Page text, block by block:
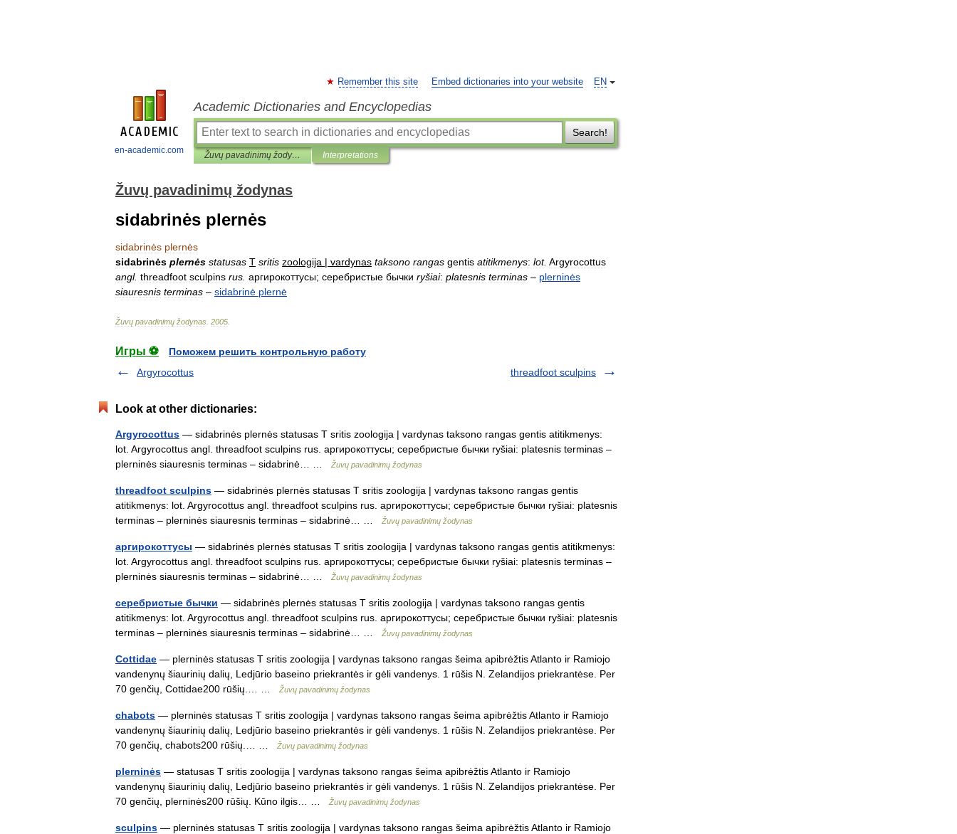
en-academic.com
EN
Remember this site Embed dictionaries into your website
Academic Dictionaries and Encyclopedias
Search!
Žuvų pavadinimų žodynas Interpretations
Žuvų pavadinimų žodynas
sidabrinės plernės
sidabrinės plernės
sidabrinės plernės statusas T sritis zoologija | vardynas taksono rangas gentis atitikmenys: lot. Argyrocottus
angl. threadfoot sculpins rus аргирокоттусы; серебристые бычки ryšiai: platesnis terminas – plerninės
siauresnis terminas – sidabrinė plernė
Žuvų pavadinimų žodynas 2005
Игры ⚽
Поможем решить контрольную работу
Argyrocottus
threadfoot sculpins
Look at other dictionaries:
Argyrocottus — sidabrinės plernės statusas T sritis zoologija | vardynas taksono rangas gentis atitikmenys:
lot. Argyrocottus angl. threadfoot sculpins rus. аргирокоттусы; серебристые бычки ryšiai: platesnis terminas –
plerninės siauresnis terminas – sidabrinė… …
Žuvų pavadinimų žodynas
threadfoot sculpins — sidabrinės plernės statusas T sritis zoologija | vardynas taksono rangas gentis
atitikmenys: lot. Argyrocottus angl. threadfoot sculpins rus. аргирокоттусы; серебристые бычки ryšiai: platesnis
terminas – plerninės siauresnis terminas – sidabrinė… …
Žuvų pavadinimų žodynas
аргирокоттусы — sidabrinės plernės statusas T sritis zoologija | vardynas taksono rangas gentis atitikmenys:
lot. Argyrocottus angl. threadfoot sculpins rus. аргирокоттусы; серебристые бычки ryšiai: platesnis terminas –
plerninės siauresnis terminas – sidabrinė… …
Žuvų pavadinimų žodynas
серебристые бычки — sidabrinės plernės statusas T sritis zoologija | vardynas taksono rangas gentis
atitikmenys: lot. Argyrocottus angl. threadfoot sculpins rus. аргирокоттусы; серебристые бычки ryšiai: platesnis
terminas – plerninės siauresnis terminas – sidabrinė… …
Žuvų pavadinimų žodynas
Cottidae — plerninės statusas T sritis zoologija | vardynas taksono rangas šeima apibrėžtis Atlanto ir Ramiojo
vandenynų šiaurinių dalių, Ledjūrio baseino priekrantės ir gėli vandenys. 1 rūšis N. Zelandijos priekrantėse. Per
70 genčių, Cottidae200 rūšių.… …
Žuvų pavadinimų žodynas
chabots — plerninės statusas T sritis zoologija | vardynas taksono rangas šeima apibrėžtis Atlanto ir Ramiojo
vandenynų šiaurinių dalių, Ledjūrio baseino priekrantės ir gėli vandenys. 1 rūšis N. Zelandijos priekrantėse. Per
70 genčių, chabots200 rūšių.… …
Žuvų pavadinimų žodynas
plerninės — statusas T sritis zoologija | vardynas taksono rangas šeima apibrėžtis Atlanto ir Ramiojo
vandenynų šiaurinių dalių, Ledjūrio baseino priekrantės ir gėli vandenys. 1 rūšis N. Zelandijos priekrantėse. Per
70 genčių, plerninės200 rūšių. Kūno ilgis… …
Žuvų pavadinimų žodynas
sculpins — plerninės statusas T sritis zoologija | vardynas taksono rangas šeima apibrėžtis Atlanto ir Ramiojo